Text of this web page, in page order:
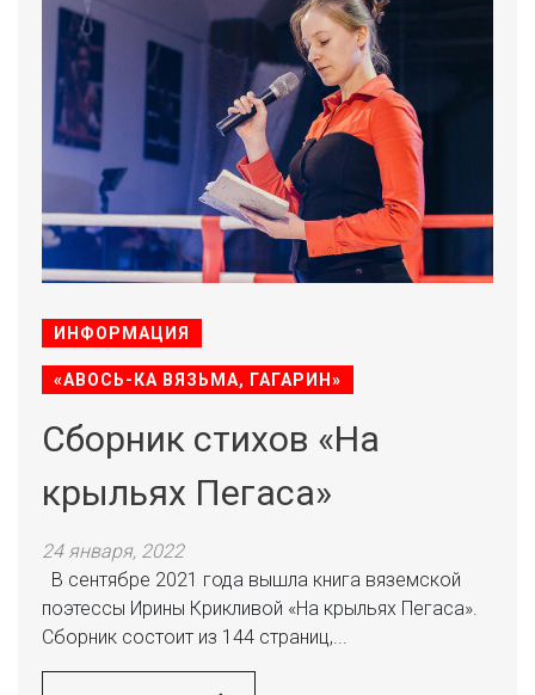
ИНФОРМАЦИЯ
«АВОСЬ-КА ВЯЗЬМА, ГАГАРИН»
Сборник стихов «На
крыльях Пегаса»
24 января, 2022
В сентябре 2021 года вышла книга вяземской
поэтессы Ирины Крикливой «На крыльях Пегаса».
Сборник состоит из 144 страниц,...